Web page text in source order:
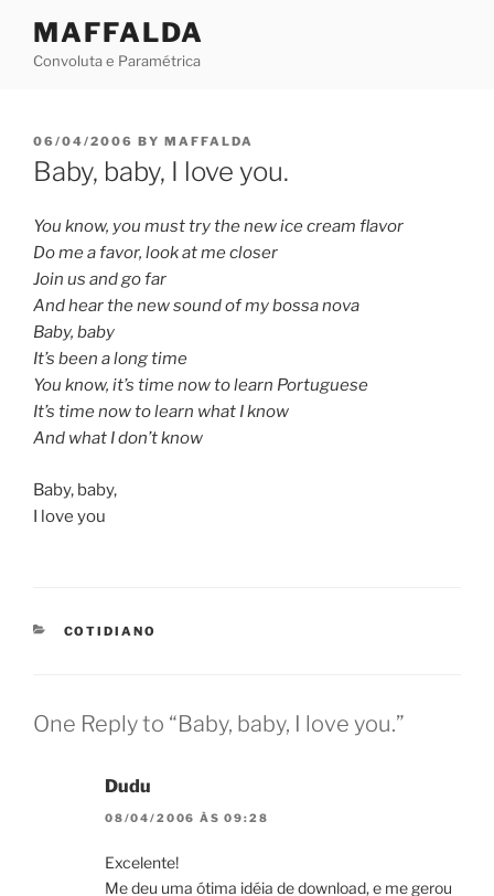
content
MAFFALDA
Convoluta e Paramétrica
POSTED
ON
06/04/2006 BY MAFFALDA
Baby, baby, I love you.
You know, you must try the new ice cream flavor
Do me a favor, look at me closer
Join us and go far
And hear the new sound of my bossa nova
Baby, baby
It’s been a long time
You know, it’s time now to learn Portuguese
It’s time now to learn what I know
And what I don’t know
Baby, baby,
I love you
CATEGORIES
COTIDIANO
One Reply to “Baby, baby, I love you.”
Dudu
08/04/2006 ÀS 09:28
Excelente!
Me deu uma ótima idéia de download, e me gerou